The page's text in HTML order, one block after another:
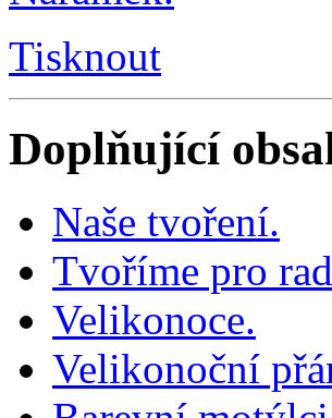
Tisknout
Doplňující
Naše tvoření.
Tvoříme pro
Velikonoce.
Velikonoční